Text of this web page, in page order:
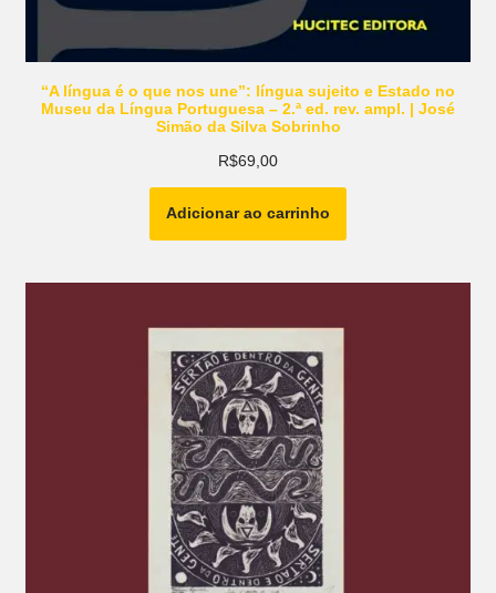
“A língua é o que nos une”: língua sujeito e Estado no
Museu da Língua Portuguesa – 2.ª ed. rev. ampl. | José
Simão da Silva Sobrinho
R$69,00
Adicionar ao carrinho